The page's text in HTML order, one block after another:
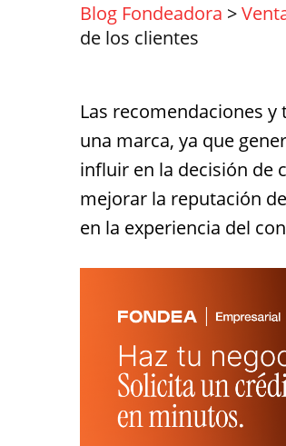
Blog Fondeadora >
de los clientes
Las recomendaciones
una marca, ya que
influir en la decisión de
mejorar la reputación
en la experiencia del